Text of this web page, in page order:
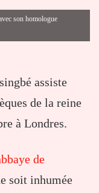
son homologue
assiste
de la reine
à Londres.
de
soit inhumée